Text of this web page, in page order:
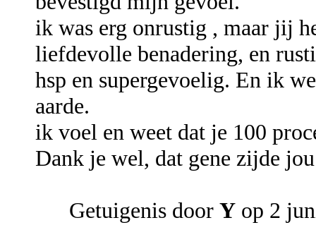
ik was erg onrustig , maar jij
liefdevolle benadering, en
hsp en supergevoelig. En ik
aarde.
ik voel en weet dat je 100
Dank je wel, dat gene zijde
Getuigenis door Y op 2